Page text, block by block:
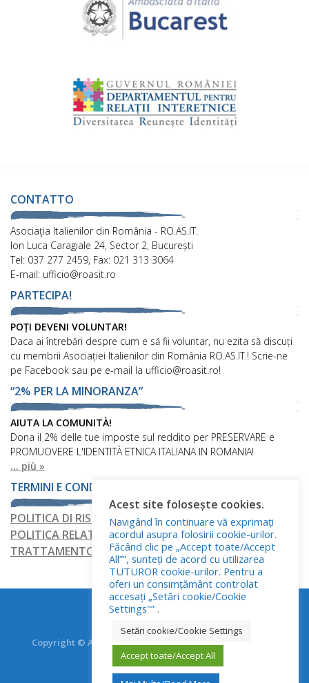
CONTATTO
Asociaţia Italienilor din România - RO.AS.IT.
Ion Luca Caragiale 24, Sector 2, București
Tel: 037 277 2459, Fax: 021 313 3064
E-mail: ufficio@roasit.ro
PARTECIPA!
POȚI DEVENI VOLUNTAR!
Daca ai întrebări despre cum e să fii voluntar, nu ezita să discuți
cu membrii Asociației Italienilor din România RO.AS.IT.! Scrie-ne
pe Facebook sau pe e-mail la ufficio@roasit.ro!
“2% PER LA MINORANZA”
AIUTA LA COMUNITÀ!
Dona il 2% delle tue imposte sul reddito per PRESERVARE e
PROMUOVERE L'IDENTITÀ ETNICA ITALIANA IN ROMANIA!
... più »
TERMINI E CONDIZIONI
POLITICA DI RISERVATEZZA
POLITICA RELATIVA AI FILE COOKIE
TRATTAMENTO DEI DATI PERSONALI
Copyright © Asociația Italienilor din România - RO.AS.IT.
Toate drepturile rezervate.
Acest site folosește cookies.
Navigând în continuare vă exprimați
acordul asupra folosirii cookie-urilor.
Făcând clic pe „Accept toate/Accept
All””, sunteți de acord cu utilizarea
TUTUROR cookie-urilor. Pentru a
oferi un consimțământ controlat
accesați „Setări cookie/Cookie
Settings"” .
Setări cookie/Cookie Settings
Accept toate/Accept All